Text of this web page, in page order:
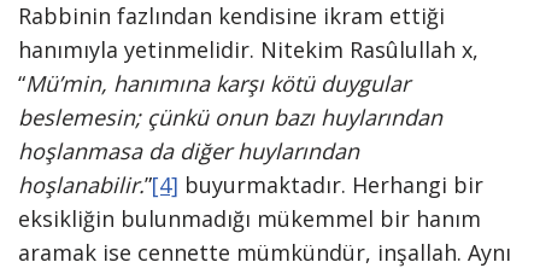
Rabbinin fazlından kendisine ikram ettiği
hanımıyla yetinmelidir. Nitekim Rasûlullah x,
“Mü’min, hanımına karşı kötü duygular
beslemesin; çünkü onun bazı huylarından
hoşlanmasa da diğer huylarından
hoşlanabilir.”[4] buyurmaktadır. Herhangi bir
eksikliğin bulunmadığı mükemmel bir hanım
aramak ise cennette mümkündür, inşallah. Aynı